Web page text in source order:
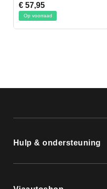
€ 57,95
Op voorraad
Hulp & ondersteuning